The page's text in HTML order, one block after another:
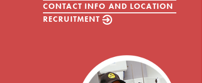
CONTACT INFO AND LOCATION
RECRUITMENT